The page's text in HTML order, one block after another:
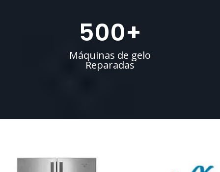
500+
Máquinas de gelo
Reparadas